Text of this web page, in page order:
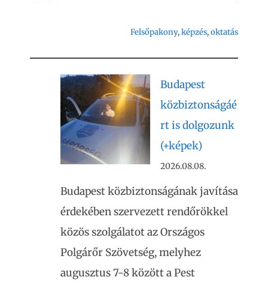
Felsőpakony, képzés, oktatás
Budapest
közbiztonságáé
rt is dolgozunk
(+képek)
2026.08.08.
Budapest közbiztonságának javítása
érdekében szervezett rendőrökkel
közös szolgálatot az Országos
Polgárőr Szövetség, melyhez
augusztus 7-8 között a Pest